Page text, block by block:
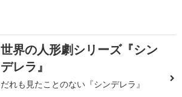
世界の人形劇シリーズ『シン
デレラ』
だれも見たことのない『シンデレラ』